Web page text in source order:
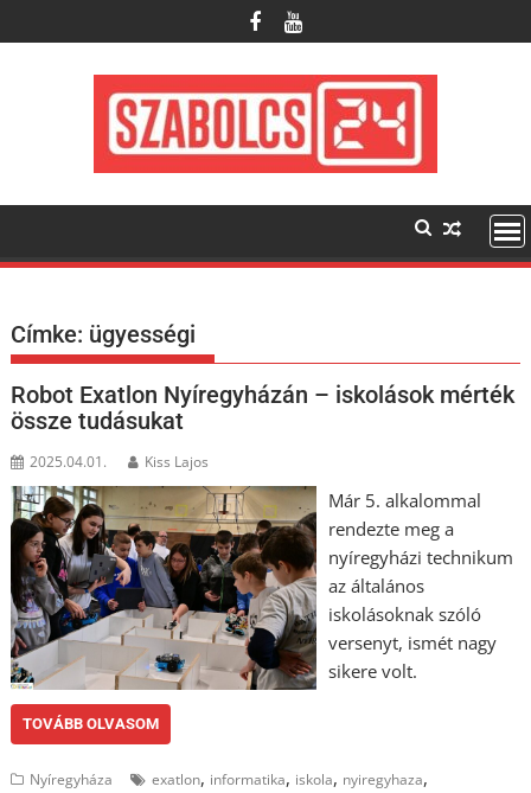
to
Címke: ügyességi
Robot Exatlon Nyíregyházán – iskolások mérték
össze tudásukat
2025.04.01. Kiss Lajos
Már 5. alkalommal
rendezte meg a
nyíregyházi technikum
az általános
iskolásoknak szóló
versenyt, ismét nagy
sikere volt.
TOVÁBB OLVASOM
Nyíregyháza exatlon, informatika, iskola, nyiregyhaza,